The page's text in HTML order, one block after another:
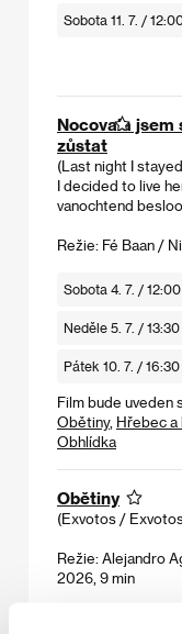
Sobota 11. 7. /
Nocovala jsem
zůstat
(Last night I
I decided to live
vanochtend
Režie: Fé Baan /
Sobota 4. 7. / 12:00
Neděle 5. 7. / 13:30
Pátek 10. 7. / 16:30
Film bude uveden
Obětiny, Hřebec a
Obhlídka
Obětiny
(Exvotos /
Režie: Alejandro
2026, 9 min